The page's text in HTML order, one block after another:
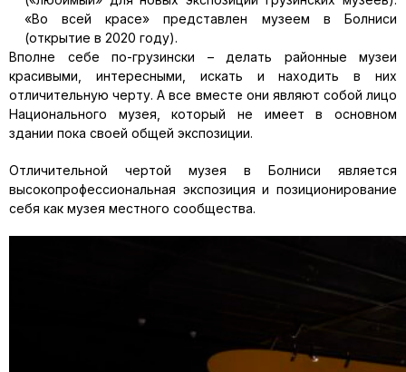
«Во всей красе» представлен музеем в Болниси
(открытие в 2020 году).
Вполне себе по-грузински – делать районные музеи
красивыми, интересными, искать и находить в них
отличительную черту. А все вместе они являют собой лицо
Национального музея, который не имеет в основном
здании пока своей общей экспозиции.
Отличительной чертой музея в Болниси является
высокопрофессиональная экспозиция и позиционирование
себя как музея местного сообщества.